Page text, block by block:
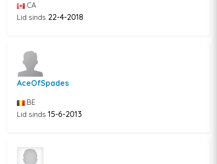
CA
Lid sinds 22-4-2018
AceOfSpades
BE
Lid sinds 15-6-2013